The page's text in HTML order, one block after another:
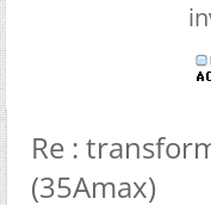
Re :
(35Amax)